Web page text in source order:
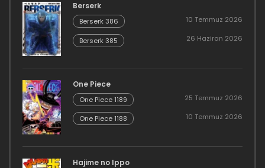
Berserk
Berserk 386 10 Temmuz 2026
Berserk 385 26 Haziran 2026
One Piece
One Piece 1189 25 Temmuz 2026
One Piece 1188 10 Temmuz 2026
Hajime no Ippo